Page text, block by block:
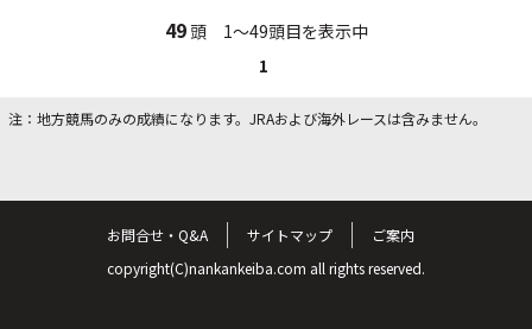
49頭 1～49頭目を表示中
1
注：地方競馬のみの成績になります。JRAおよび海外レースは含みません。
お問合せ・Q&A サイトマップ
ご案内
copyright(C)nankankeiba.com all rights reserved.